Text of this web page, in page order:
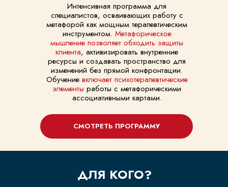
Интенсивная программа для
специалистов, осваивающих работу с
метафорой как мощным терапевтическим
инструментом. Метафорическое
мышление позволяет обходить защиты
клиента, активизировать внутренние
ресурсы и создавать пространство для
изменений без прямой конфронтации.
Обучение включает психотерапевтические
элементы работы с метафорическими
ассоциативными картами.
СМОТРЕТЬ ПРОГРАММУ
ДЛЯ КОГО?